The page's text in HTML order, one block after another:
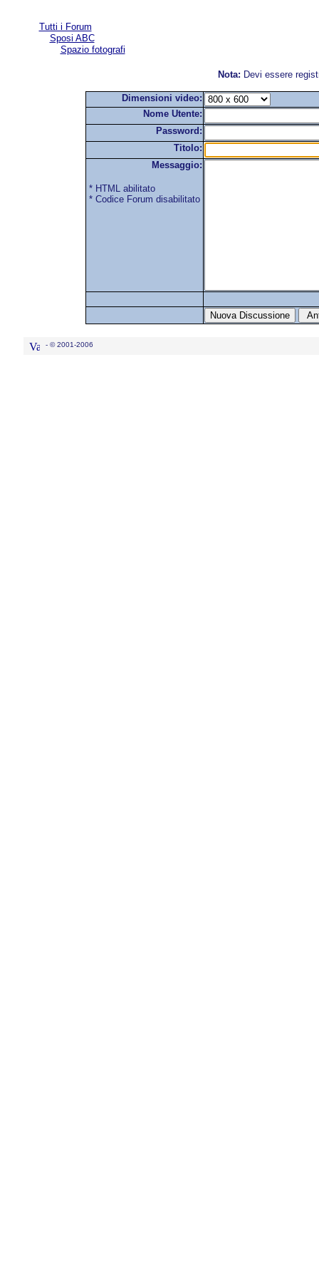
Tutti i Forum
Sposi ABC
Spazio fotografi
Nota: Devi essere
Dimensioni video:
Nome Utente:
Password:
Titolo:
Messaggio:
* HTML abilitato
* Codice Forum disabilitato
- © 2001-2006